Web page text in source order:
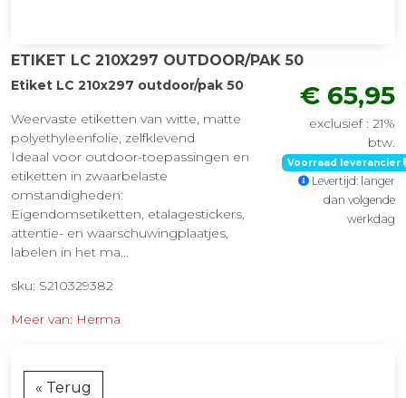
ETIKET LC 210X297 OUTDOOR/PAK 50
Etiket LC 210x297 outdoor/pak 50
Weervaste etiketten van witte, matte
polyethyleenfolie, zelfklevend
Ideaal voor outdoor-toepassingen en
etiketten in zwaarbelaste
omstandigheden:
Eigendomsetiketten, etalagestickers,
attentie- en waarschuwingplaatjes,
labelen in het ma...
sku: S210329382
Meer van: Herma
€ 65,95
exclusief : 21%
btw.
Voorraad leverancier
Levertijd: langer
dan volgende
werkdag
« Terug